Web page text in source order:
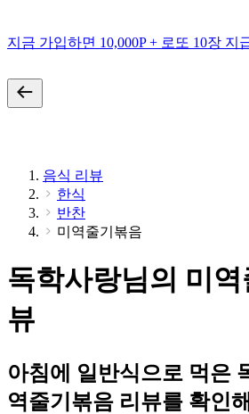
지금 가입하면 10,000P + 로또 10장 지
음식 리뷰
한식
반찬
미역줄기볶음
독학사랑님의 미
뷰
아침에 일반식으로 먹은
역줄기볶음 리뷰를 확인